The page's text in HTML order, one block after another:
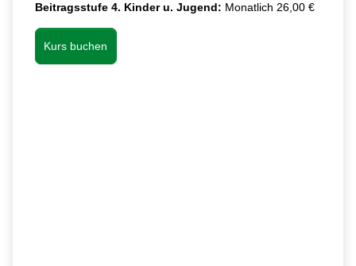
Beitragsstufe 4. Kinder u. Jugend: Monatlich 26,00 €
Kurs buchen